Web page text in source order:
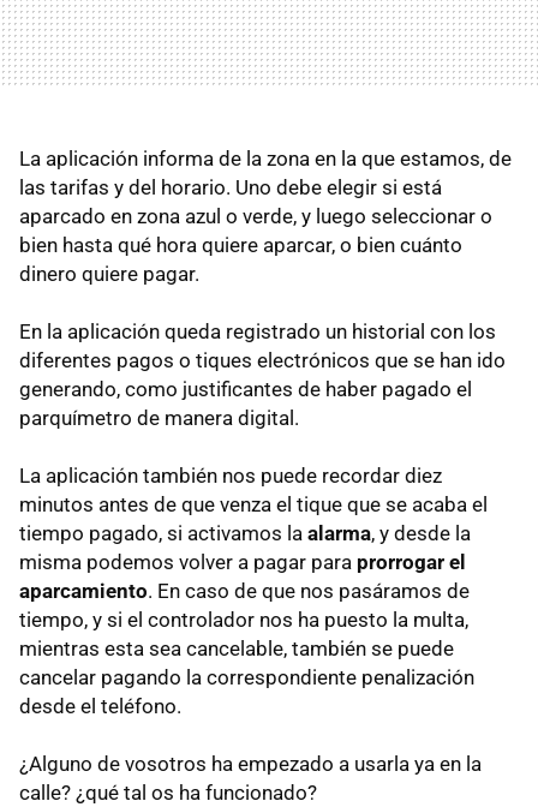
La aplicación informa de la zona en la que estamos, de
las tarifas y del horario. Uno debe elegir si está
aparcado en zona azul o verde, y luego seleccionar o
bien hasta qué hora quiere aparcar, o bien cuánto
dinero quiere pagar.
En la aplicación queda registrado un historial con los
diferentes pagos o tiques electrónicos que se han ido
generando, como justificantes de haber pagado el
parquímetro de manera digital.
La aplicación también nos puede recordar diez
minutos antes de que venza el tique que se acaba el
tiempo pagado, si activamos la alarma, y desde la
misma podemos volver a pagar para prorrogar el
aparcamiento. En caso de que nos pasáramos de
tiempo, y si el controlador nos ha puesto la multa,
mientras esta sea cancelable, también se puede
cancelar pagando la correspondiente penalización
desde el teléfono.
¿Alguno de vosotros ha empezado a usarla ya en la
calle? ¿qué tal os ha funcionado?